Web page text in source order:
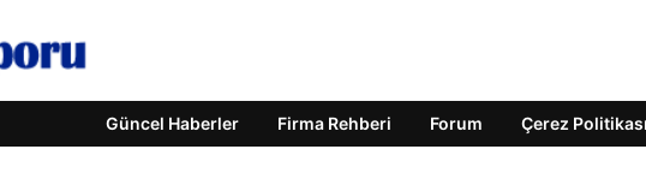
Güncel Haberler Firma Rehberi Forum Çerez Politikası